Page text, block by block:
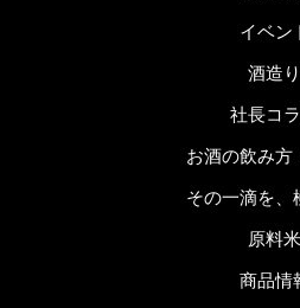
イベン
酒造り
社長コ
お酒の飲み方
その一滴を、
原料米
商品情